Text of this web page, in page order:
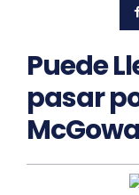
Puede
pasar